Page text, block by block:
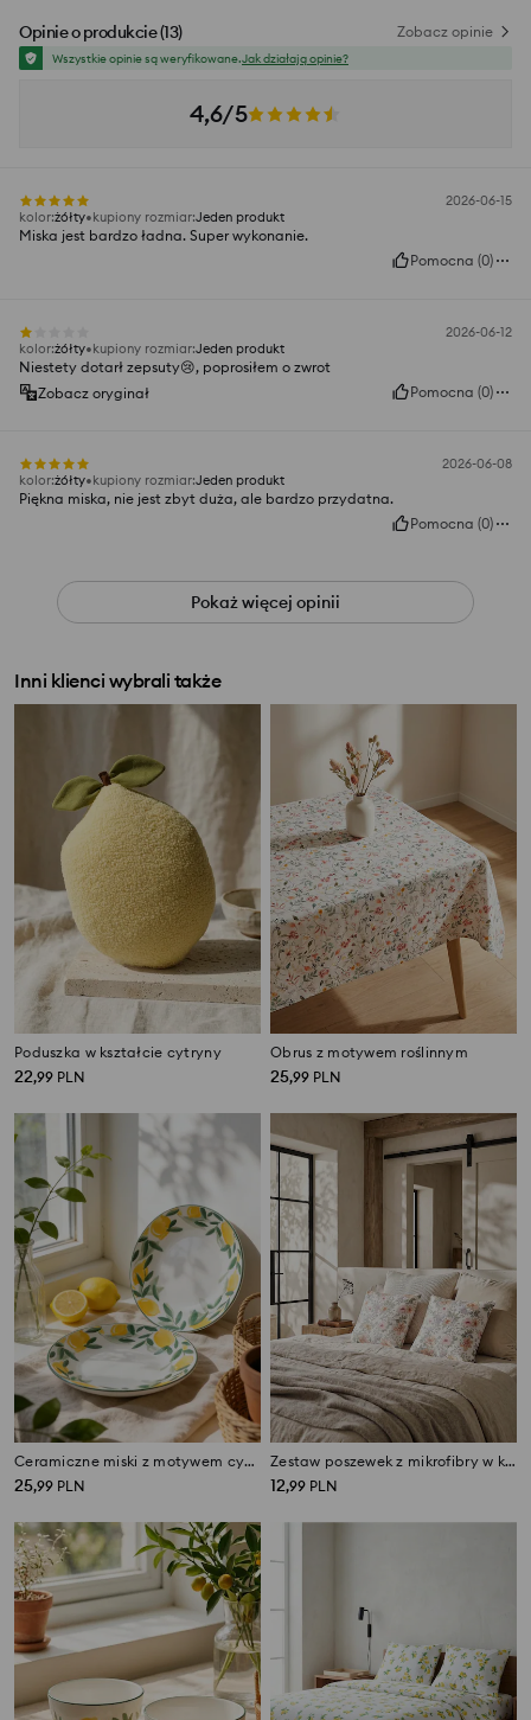
Opinie o produkcie(13) Zobacz opinie
Wszystkie opinie są weryfikowane.Jak działają opinie?
4,6/5
2026-06-15
kolor:żółty kupiony rozmiar:Jeden produkt
Miska jest bardzo ładna. Super wykonanie.
Pomocna (0)
2026-06-12
kolor:żółty kupiony rozmiar:Jeden produkt
Niestety dotarł zepsuty😢, poprosiłem o zwrot
Zobacz oryginał
Pomocna (0)
2026-06-08
kolor:żółty kupiony rozmiar:Jeden produkt
Piękna miska, nie jest zbyt duża, ale bardzo przydatna.
Pomocna (0)
Pokaż więcej opinii
Inni klienci wybrali także
Poduszka w kształcie cytryny
22,99 PLN
Obrus z motywem roślinnym
25,99 PLN
Ceramiczne miski z motywem cytryn 2 pack
25,99 PLN
Zestaw poszewek z mikrofibry w kwiaty 2 pack
12,99 PLN